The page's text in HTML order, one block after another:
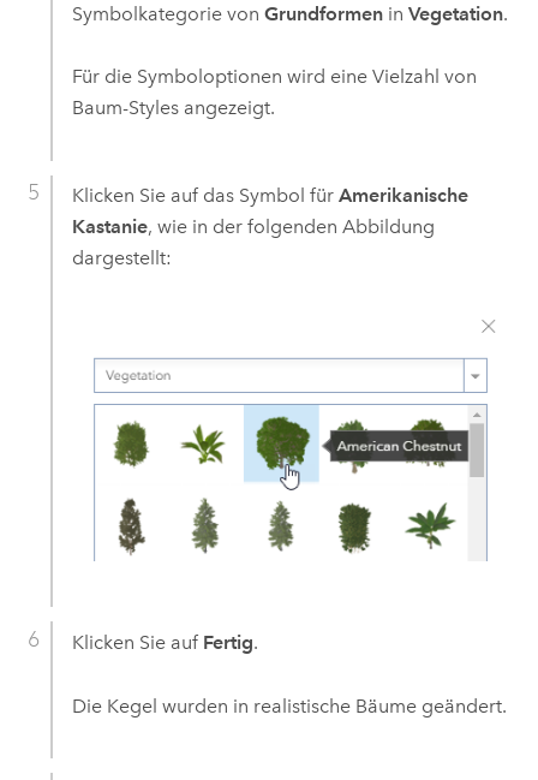
Symbolkategorie von Grundformenin Vegetation.
Für die Symboloptionen wird eine Vielzahl von
Baum-Styles angezeigt.
Klicken Sie auf das Symbol für Amerikanische
Kastanie, wie in der folgenden Abbildung
dargestellt:
Klicken Sie auf Fertig.
Die Kegel wurden in realistische Bäume geändert.